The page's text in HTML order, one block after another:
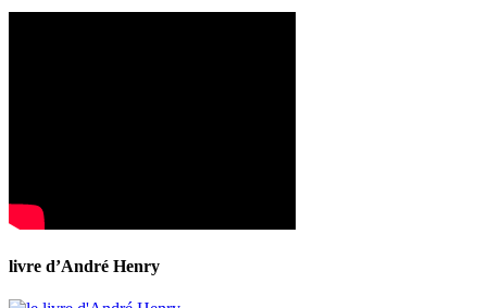
livre d’André Henry